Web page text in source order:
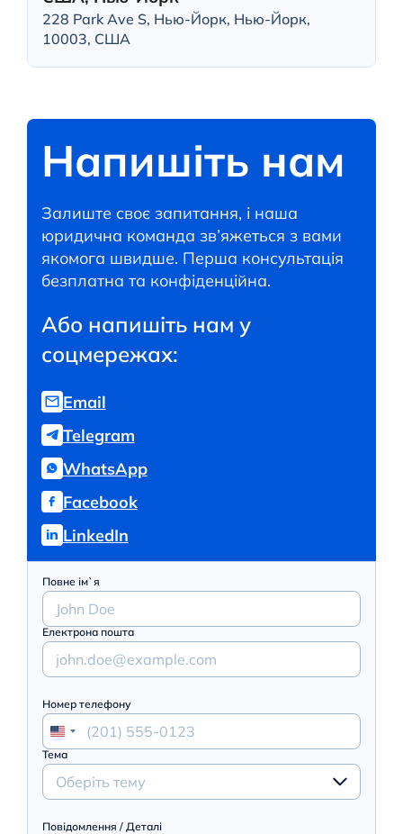
228 Park Ave S, Нью-Йорк, Нью-Йорк,
10003, США
Напишіть нам
Залиште своє запитання, і наша
юридична команда зв’яжеться з вами
якомога швидше. Перша консультація
безплатна та конфіденційна.
Або напишіть нам у
соцмережах:
Email
Telegram
WhatsApp
Facebook
LinkedIn
Повне ім`я
Електрона пошта
Номер телефону
Тема
Оберіть тему
Повідомлення / Деталі